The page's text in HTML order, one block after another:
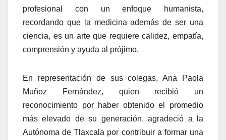
profesional con un enfoque humanista,
recordando que la medicina además de ser una
ciencia, es un arte que requiere calidez, empatía,
comprensión y ayuda al prójimo.
En representación de sus colegas, Ana Paola
Muñoz Fernández, quien recibió un
reconocimiento por haber obtenido el promedio
más elevado de su generación, agradeció a la
Autónoma de Tlaxcala por contribuir a formar una